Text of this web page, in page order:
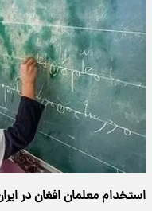
استخدام معلمان افغان در